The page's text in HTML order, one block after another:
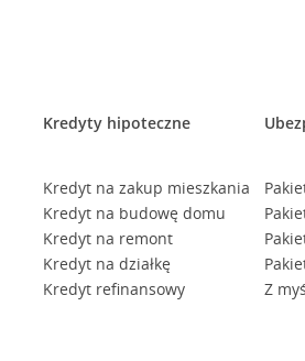
Kredyty hipoteczne
Kredyt na zakup mieszkania
Kredyt na budowę domu
Kredyt na remont
Kredyt na działkę
Kredyt refinansowy
Z